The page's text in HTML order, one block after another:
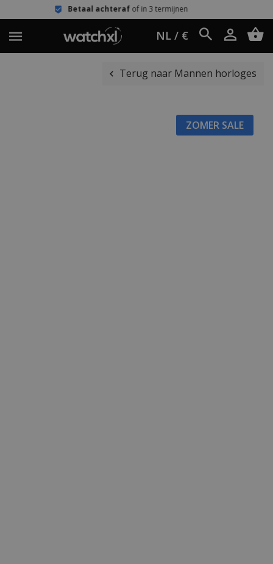
achterafof in 3 termijnen
NL / €
Terug naar Mannen horloges
ZOMER SALE